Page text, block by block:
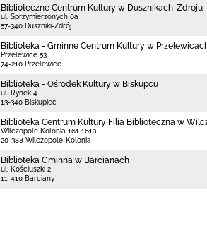
Biblioteczne Centrum Kultury w Dusznikach-Zdroju
ul. Sprzymierzonych 6a
57-340 Duszniki-Zdrój
Biblioteka - Gminne Centrum Kultury w
Przelewice 53
74-210 Przelewice
Biblioteka - Ośrodek Kultury w Biskupcu
ul. Rynek 4
13-340 Biskupiec
Biblioteka Centrum Kultury Filia Biblioteczna w
Wilczopole Kolonia 161 161a
20-388 Wilczopole-Kolonia
Biblioteka Gminna w Barcianach
ul. Kościuszki 2
11-410 Barciany